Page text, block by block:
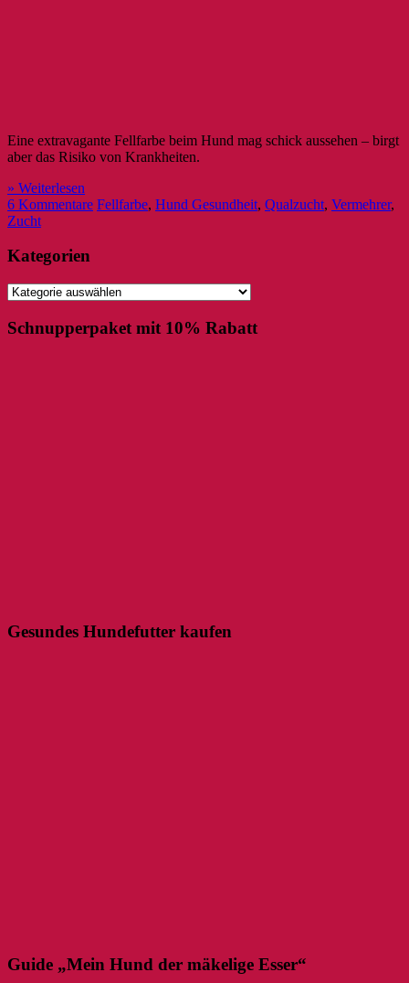
Eine extravagante Fellfarbe beim Hund mag schick aussehen – birgt
aber das Risiko von Krankheiten.
» Weiterlesen
6 Kommentare Fellfarbe, Hund Gesundheit, Qualzucht, Vermehrer,
Zucht
Kategorien
Kategorien
Schnupperpaket mit 10% Rabatt
Gesundes Hundefutter kaufen
Guide „Mein Hund der mäkelige Esser“